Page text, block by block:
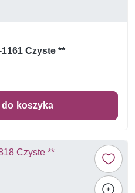
Czyste **
do koszyka